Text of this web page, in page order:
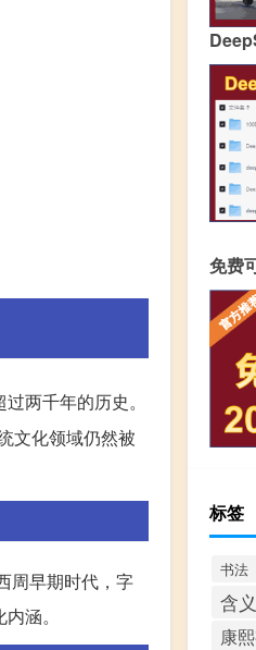
两千年的历史。
文化领域仍然被
周早期时代，字
涵。
免费
标签
书法
含义
康